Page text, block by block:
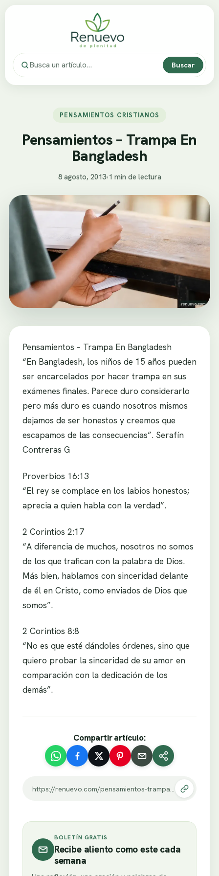
Buscar
PENSAMIENTOS CRISTIANOS
Pensamientos – Trampa En
Bangladesh
8 agosto, 2013•1 min de lectura
Pensamientos – Trampa En Bangladesh
“En Bangladesh, los niños de 15 años pueden
ser encarcelados por hacer trampa en sus
exámenes finales. Parece duro considerarlo
pero más duro es cuando nosotros mismos
dejamos de ser honestos y creemos que
escapamos de las consecuencias”. Serafín
Contreras G
Proverbios 16:13
“El rey se complace en los labios honestos;
aprecia a quien habla con la verdad”.
2 Corintios 2:17
“A diferencia de muchos, nosotros no somos
de los que trafican con la palabra de Dios.
Más bien, hablamos con sinceridad delante
de él en Cristo, como enviados de Dios que
somos”.
2 Corintios 8:8
“No es que esté dándoles órdenes, sino que
quiero probar la sinceridad de su amor en
comparación con la dedicación de los
demás”.
Compartir artículo:
BOLETÍN GRATIS
Recibe aliento como este cada
semana